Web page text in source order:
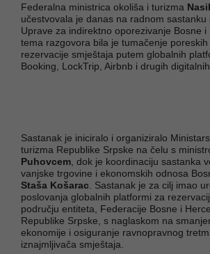
Federalna ministrica okoliša i turizma
učestvovala je danas na radnom sastanku
Uprave za indirektno oporezivanje Bosne i
tema razgovora bila je tumačenje
rezervacije smještaja putem globalnih
Booking, LockTrip, Airbnb i drugih digitalnih
Sastanak je iniciralo i organiziralo
turizma Republike Srpske na čelu s
Puhovcem , dok je koordinaciju sastanka
vanjske trgovine i ekonomskih odnosa
Staša Košarac . Sastanak je za cilj imao
poslovanja globalnih platformi za
području entiteta, Federacije Bosne i
Republike Srpske, s naglaskom na
ekonomije i osiguranje ravnopravnog
iznajmljivača smještaja.